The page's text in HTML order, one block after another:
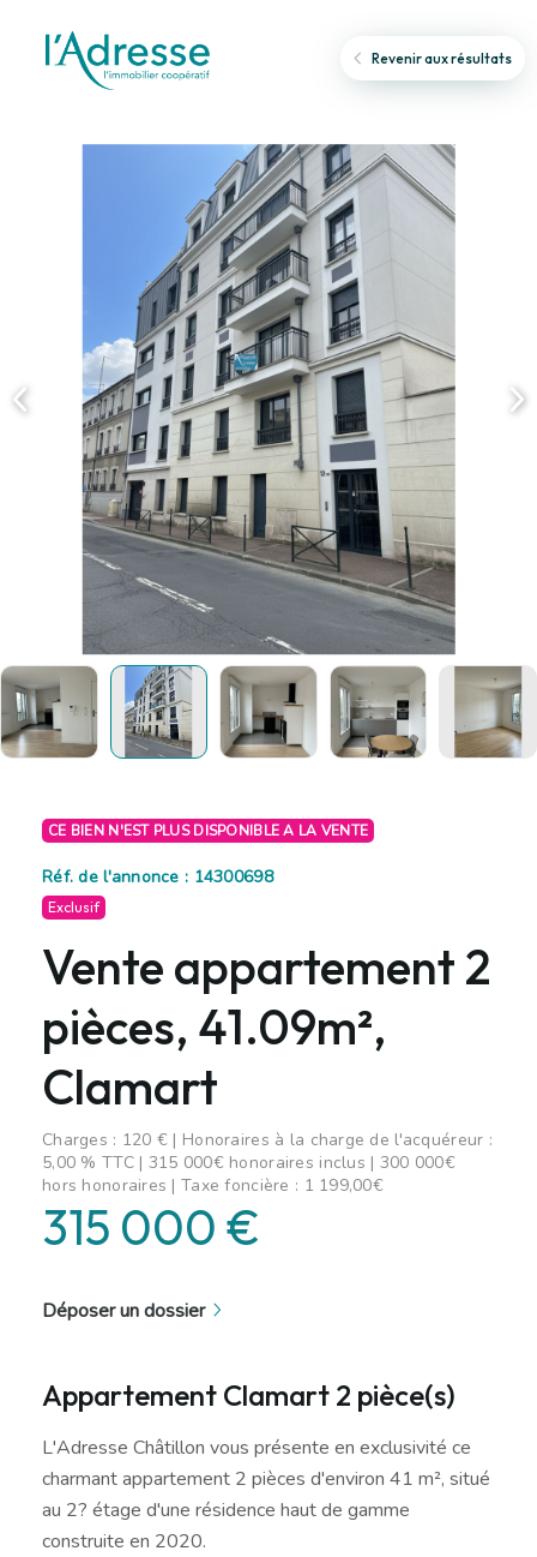
Revenir aux résultats
CE BIEN N'EST PLUS DISPONIBLE A LA VENTE
Réf. de l'annonce : 14300698
Exclusif
Vente appartement 2
pièces, 41.09m²,
Clamart
Charges : 120 € | Honoraires à la charge de l'acquéreur :
5,00 % TTC | 315 000€ honoraires inclus | 300 000€
hors honoraires | Taxe foncière : 1 199,00€
315 000 €
Déposer un dossier
Appartement Clamart 2 pièce(s)
L'Adresse Châtillon vous présente en exclusivité ce
charmant appartement 2 pièces d'environ 41 m², situé
au 2? étage d'une résidence haut de gamme
construite en 2020.